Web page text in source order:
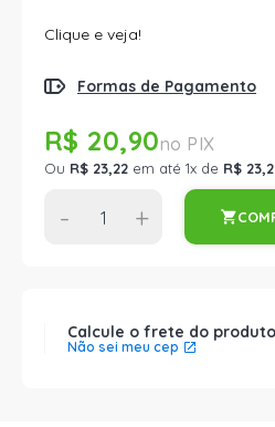
Clique e veja!
Formas de Pagamento
R$ 20,90
Ou R$ 23,22 em até 1x de R$
- +
Calcule o frete do
Não sei meu cep